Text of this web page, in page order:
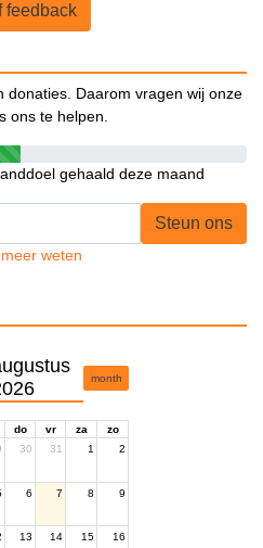
feedback
donaties. Daarom vragen wij onze
ons te helpen.
gehaald deze maand
Steun ons
weten
month
do vr za
zo
30 31 1 2
6 7 8 9
13 14 15 16